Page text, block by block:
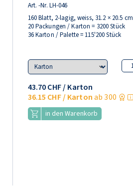
Art. -Nr. LH-046
160 Blatt, 2-lagig, weiss, 31.2 × 20.5 cm
20 Packungen / Karton = 3200 Stück
36 Karton / Palette = 115'200 Stück
Variant
43.70 CHF/ Karton
36.15 CHF/ Kartonab 300
in den Warenkorb